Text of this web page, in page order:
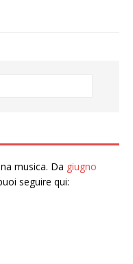
musica. Da giugno
seguire qui: